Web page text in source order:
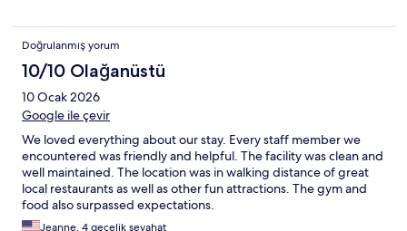
Doğrulanmış yorum
10/10 Olağanüstü
10 Ocak 2026
Google ile çevir
We loved everything about our stay. Every staff member we
encountered was friendly and helpful. The facility was clean and
well maintained. The location was in walking distance of great
local restaurants as well as other fun attractions. The gym and
food also surpassed expectations.
Jeanne, 4 gecelik seyahat